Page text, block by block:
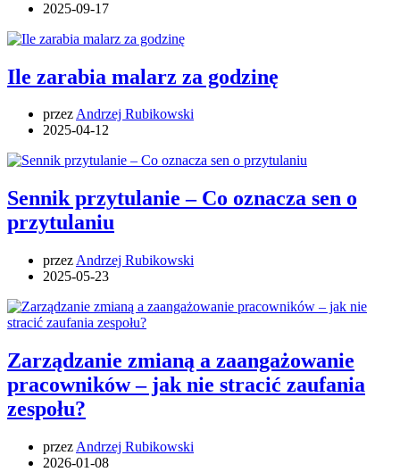
2025-09-17
Ile zarabia malarz za godzinę
przezAndrzej Rubikowski
2025-04-12
Sennik przytulanie – Co oznacza sen o
przytulaniu
przez Andrzej Rubikowski
2025-05-23
Zarządzanie zmianą a zaangażowanie
pracowników – jak nie stracić zaufania
zespołu?
przez Andrzej Rubikowski
2026-01-08